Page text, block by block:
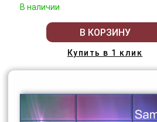
В наличии
В КОРЗИНУ
Купить в 1 клик